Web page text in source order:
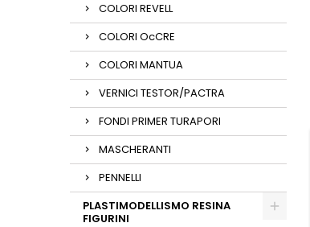
COLORI REVELL
COLORI OcCRE
COLORI MANTUA
VERNICI TESTOR/PACTRA
FONDI PRIMER TURAPORI
MASCHERANTI
PENNELLI
PLASTIMODELLISMO RESINA
FIGURINI